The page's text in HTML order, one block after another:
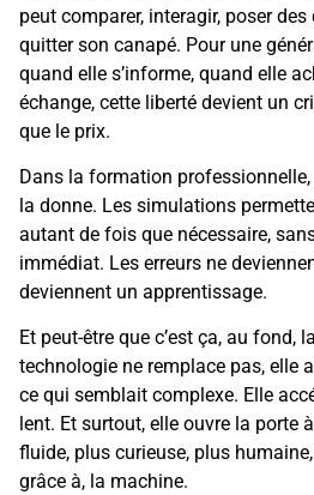
peut comparer, interagir, poser
quitter son canapé. Pour une
quand elle s’informe, quand elle
échange, cette liberté devient un
que le prix.
Dans la formation
la donne. Les simulations
autant de fois que nécessaire,
immédiat. Les erreurs ne
deviennent un apprentissage.
Et peut-être que c’est ça, au fond,
technologie ne remplace pas, elle
ce qui semblait complexe. Elle
lent. Et surtout, elle ouvre la porte
fluide, plus curieuse, plus
grâce à, la machine.